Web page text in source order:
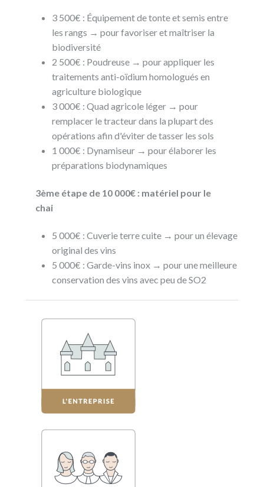
3 500€ : Équipement de tonte et semis entre
les rangs → pour favoriser et maîtriser la
biodiversité
2 500€ : Poudreuse → pour appliquer les
traitements anti-oïdium homologués en
agriculture biologique
3 000€ : Quad agricole léger → pour
remplacer le tracteur dans la plupart des
opérations afin d'éviter de tasser les sols
1 000€ : Dynamiseur → pour élaborer les
préparations biodynamiques
3ème étape de 10 000€ : matériel pour le
chai
5 000€ : Cuverie terre cuite → pour un élevage
original des vins
5 000€ : Garde-vins inox → pour une meilleure
conservation des vins avec peu de SO2